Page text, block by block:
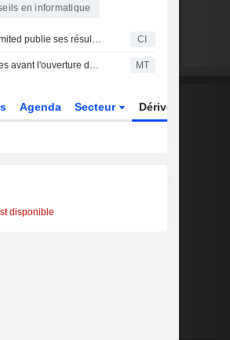
en informatique
ARB IOT Group Limited publie ses résultats pour le semestre clos le 31 décembre 2025 CI
Principales hausses avant l'ouverture du marché MT
Agenda Secteur Dérivés
disponible